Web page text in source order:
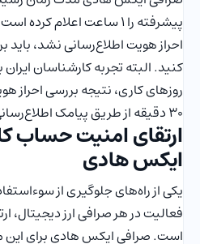
پیشرفته را 1 ساعت اعلام
احراز هویت اطلاع‌رسانی نشد، باید
کنید. البته تجربه کارشناسان
روزهای کاری، نتیجه بررسی احراز
30 دقیقه از طریق پیامک اطلاع‌رسانی می‌شود.
ارتقای امنیت حساب
ایکس هادی
یکی از راه‌های جلوگیری از
فعالیت در هر صرافی ارز دیجیتال،
است. صرافی ایکس هادی برای این